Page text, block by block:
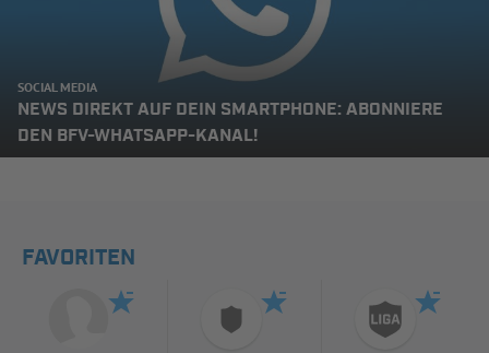
SOCIAL MEDIA
NEWS DIREKT AUF DEIN SMARTPHONE: ABONNIERE
DEN BFV-WHATSAPP-KANAL!
FAVORITEN